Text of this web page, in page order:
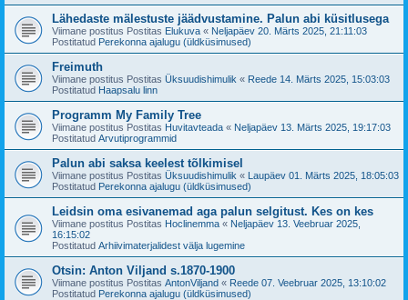
Lähedaste mälestuste jäädvustamine. Palun abi küsitlusega
Viimane postitus Postitas Elukuva « Neljapäev 20. Märts 2025, 21:11:03
Postitatud Perekonna ajalugu (üldküsimused)
Freimuth
Viimane postitus Postitas Üksuudishimulik « Reede 14. Märts 2025, 15:03:03
Postitatud Haapsalu linn
Programm My Family Tree
Viimane postitus Postitas Huvitavteada « Neljapäev 13. Märts 2025, 19:17:03
Postitatud Arvutiprogrammid
Palun abi saksa keelest tõlkimisel
Viimane postitus Postitas Üksuudishimulik « Laupäev 01. Märts 2025, 18:05:03
Postitatud Perekonna ajalugu (üldküsimused)
Leidsin oma esivanemad aga palun selgitust. Kes on kes
Viimane postitus Postitas Hoclinemma « Neljapäev 13. Veebruar 2025,
16:15:02
Postitatud Arhiivimaterjalidest välja lugemine
Otsin: Anton Viljand s.1870-1900
Viimane postitus Postitas AntonViljand « Reede 07. Veebruar 2025, 13:10:02
Postitatud Perekonna ajalugu (üldküsimused)